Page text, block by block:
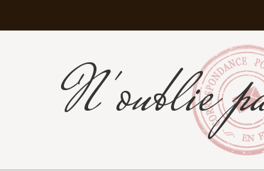
N'oublie